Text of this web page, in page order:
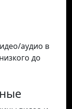
аудио в
до